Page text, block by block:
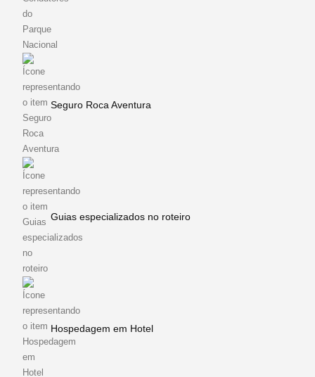
Seguro Roca Aventura
Guias especializados no roteiro
Hospedagem em Hotel